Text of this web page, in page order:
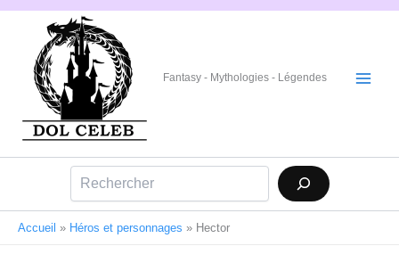
Aller
Fantasy - Mythologies - Légendes
Accueil » Héros et personnages » Hector